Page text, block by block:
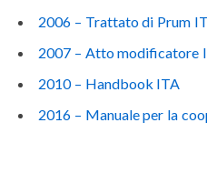
2006 – Trattato di Prum
2007 – Atto modificatore
2010 – Handbook ITA
2016 – Manuale per la